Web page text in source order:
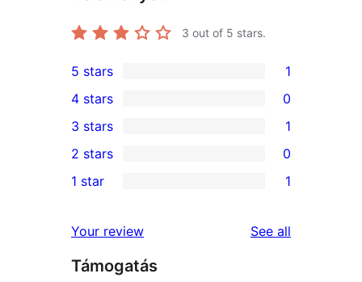
3 out of 5 stars.
1
5-
star
review
5 stars 1
4-
star
reviews
4 stars 0
1
3-
star
3 stars 1
2-
reviews
2 stars 0
star
review
1 star 1
Your review See all
Támogatás